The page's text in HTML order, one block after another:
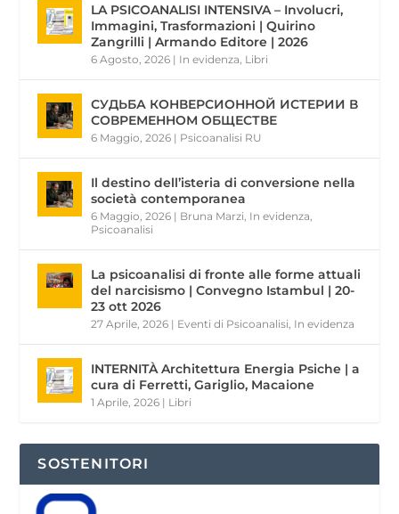
LA PSICOANALISI INTENSIVA – Involucri,
Immagini, Trasformazioni | Quirino
Zangrilli | Armando Editore | 2026
6 Agosto, 2026 | In evidenza Libri
СУДЬБА КОНВЕРСИОННОЙ ИСТЕРИИ В
СОВРЕМЕННОМ ОБЩЕСТВЕ
6 Maggio, 2026 | Psicoanalisi RU
Il destino dell’isteria di conversione nella
società contemporanea
6 Maggio, 2026 | Bruna Marzi In evidenza
Psicoanalisi
La psicoanalisi di fronte alle forme attuali
del narcisismo | Convegno Istambul | 20-
23 ott 2026
27 Aprile, 2026 | Eventi di Psicoanalisi In evidenza
INTERNITÀ Architettura Energia Psiche | a
cura di Ferretti, Gariglio, Macaione
1 Aprile, 2026 | Libri
SOSTENITORI